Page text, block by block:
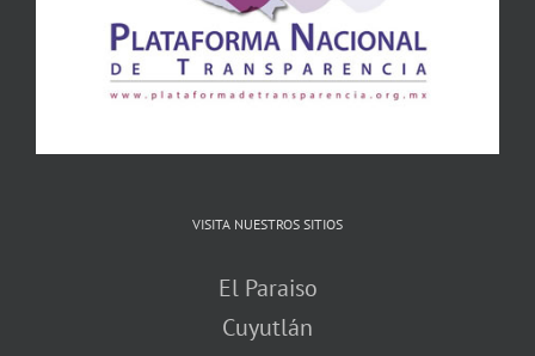
VISITA NUESTROS SITIOS
El Paraiso
Cuyutlán